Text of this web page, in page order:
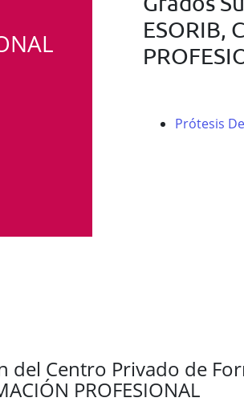
ESORIB,
Prótesis
del Centro Privado de
PROFESIONAL